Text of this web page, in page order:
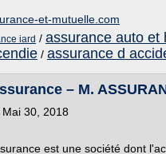
et-mutuelle.com
iard / assurance auto et
/ assurance d
– M.
30, 2018
est une société dont